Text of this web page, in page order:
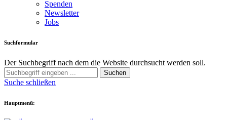
Spenden
Newsletter
Jobs
Suchformular
Der Suchbegriff nach dem die Website durchsucht werden soll.
Suchen
Suche schließen
Hauptmenü: